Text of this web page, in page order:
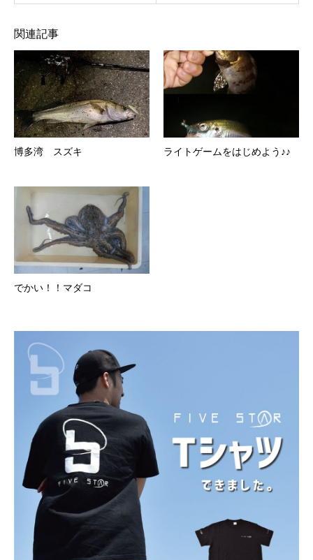
関連記事
博多湾 スズキ ライトゲームをはじめよう♪♪
でかい！！マダコ